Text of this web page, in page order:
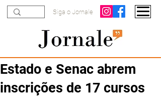
Siga o Jornale
Estado e Senac abrem
inscrições de 17 cursos